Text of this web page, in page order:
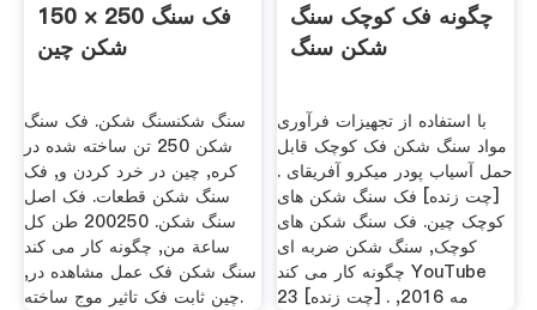
150 × 250 فک سنگ
شکن چین
سنگ شکنسنگ شکن. فک سنگ
شکن 250 تن ساخته شده در
کره, چین در خرد کردن و, فک
سنگ شکن قطعات. فک اصل
سنگ شکن. 200250 طن كل
ساعة من, چگونه کار می کند
سنگ شکن فک عمل مشاهده در,
چین ثابت فک تاثیر موج ساخته.
چگونه فک کوچک سنگ
شکن سنگ
با استفاده از تجهیزات فرآوری
مواد سنگ شکن فک کوچک قابل
حمل آسیاب پودر میکرو آفریقای .
[چت زنده] فک سنگ شکن های
کوچک چین. فک سنگ شکن های
کوچک, سنگ شکن ضربه ای
چگونه کار می کند YouTube
23 مه 2016, . [چت زنده]